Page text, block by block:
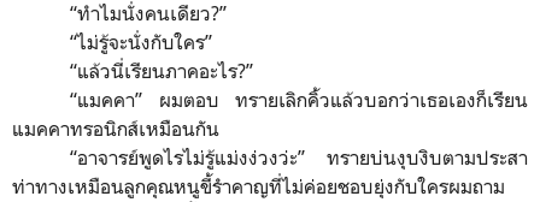
“ทำไมนั่งคนเดียว?”
“ไม่รู้จะนั่งกับใคร”
“แล้วนี่เรียนภาคอะไร?”
“แมคคา” ผมตอบ ทรายเลิกคิ้วแล้วบอกว่าเธอเองก็เรียน
แมคคาทรอนิกส์เหมือนกัน
“อาจารย์พูดไรไม่รู้แม่งง่วงว่ะ” ทรายบ่นงุบงิบตามประสา
ท่าทางเหมือนลูกคุณหนูขี้รำคาญที่ไม่ค่อยชอบยุ่งกับใครผมถาม